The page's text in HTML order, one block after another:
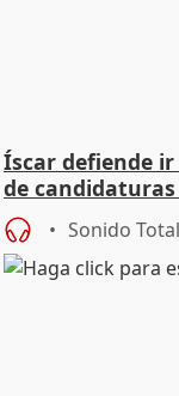
Íscar defiende
de candidaturas
Sonido